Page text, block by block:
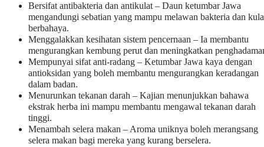
Bersifat antibakteria dan antikulat – Daun ketumbar Jawa
mengandungi sebatian yang mampu melawan bakteria dan
berbahaya.
Menggalakkan kesihatan sistem pencernaan – Ia membantu
mengurangkan kembung perut dan meningkatkan
Mempunyai sifat anti-radang – Ketumbar Jawa kaya dengan
antioksidan yang boleh membantu mengurangkan keradangan
dalam badan.
Menurunkan tekanan darah – Kajian menunjukkan bahawa
ekstrak herba ini mampu membantu mengawal tekanan darah
tinggi.
Menambah selera makan – Aroma uniknya boleh merangsang
selera makan bagi mereka yang kurang berselera.